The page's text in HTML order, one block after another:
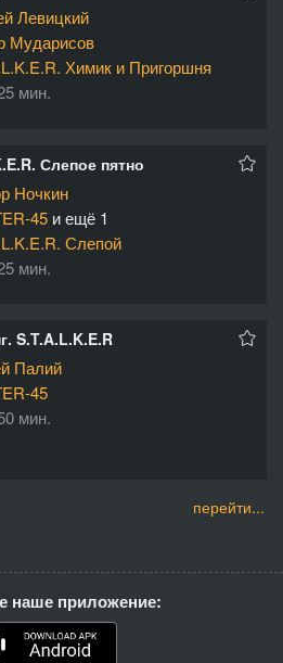
Левицкий
Мударисов
Химик и Пригоршня
мин.
Слепое пятно
Ночкин
45 и ещё 1
Слепой
мин.
S.T.A.L.K.E.R
Палий
45
мин.
перейти...
наше приложение: